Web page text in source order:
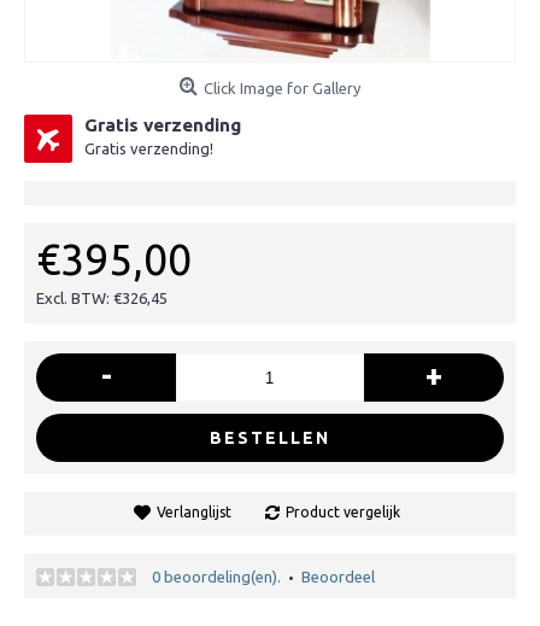
Click Image for Gallery
Gratis verzending
Gratis verzending!
€395,00
Excl. BTW: €326,45
- +
BESTELLEN
Verlanglijst Product vergelijk
0 beoordeling(en). • Beoordeel